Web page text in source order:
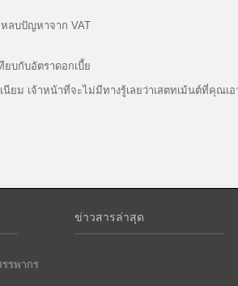
ลบปัญหาจาก VAT
ยบกับอัตราดอกเบี้ย
าหน้าที่จะไม่มีทางรู้เลยว่าเสตทเม้นต์ที่คุณเอา
รรพากร
ข่าวสารล่าสุด